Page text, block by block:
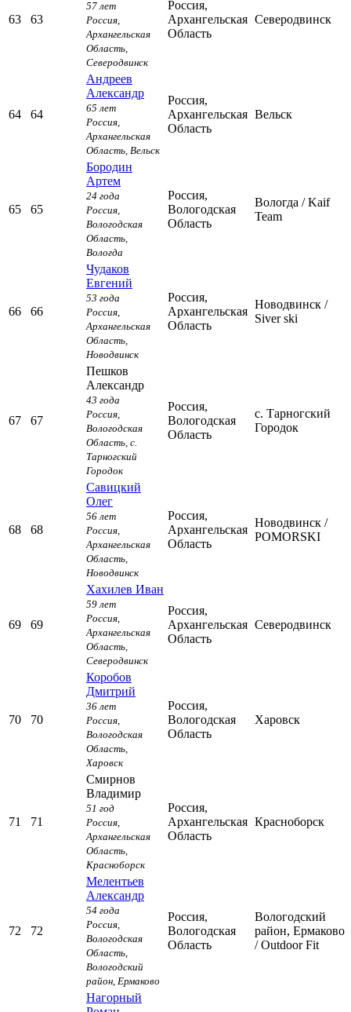
63 63
57 лет
Россия,
Архангельская
Область,
Северодвинск
Россия,
Архангельская
Область
Северодвинск
64 64
Андреев
Александр
65 лет
Россия,
Архангельская
Область, Вельск
Россия,
Архангельская
Область
Вельск
65 65
Бородин
Артем
24 года
Россия,
Вологодская
Область,
Вологда
Россия,
Вологодская
Область
Вологда / Kaif
Team
66 66
Чудаков
Евгений
53 года
Россия,
Архангельская
Область,
Новодвинск
Россия,
Архангельская
Область
Новодвинск /
Siver ski
67 67
Пешков
Александр
43 года
Россия,
Вологодская
Область, с.
Тарногский
Городок
Россия,
Вологодская
Область
с. Тарногский
Городок
68 68
Савицкий
Олег
56 лет
Россия,
Архангельская
Область,
Новодвинск
Россия,
Архангельская
Область
Новодвинск /
POMORSKI
69 69
Хахилев Иван
59 лет
Россия,
Архангельская
Область,
Северодвинск
Россия,
Архангельская
Область
Северодвинск
70 70
Коробов
Дмитрий
36 лет
Россия,
Вологодская
Область,
Харовск
Россия,
Вологодская
Область
Харовск
71 71
Смирнов
Владимир
51 год
Россия,
Архангельская
Область,
Красноборск
Россия,
Архангельская
Область
Красноборск
72 72
Мелентьев
Александр
54 года
Россия,
Вологодская
Область,
Вологодский
район, Ермаково
Россия,
Вологодская
Область
Вологодский
район, Ермаково
/ Outdoor Fit
Нагорный